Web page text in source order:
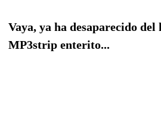
Vaya, ya ha desaparecido del
MP3strip enterito...